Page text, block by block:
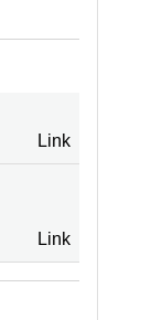
Link
Link